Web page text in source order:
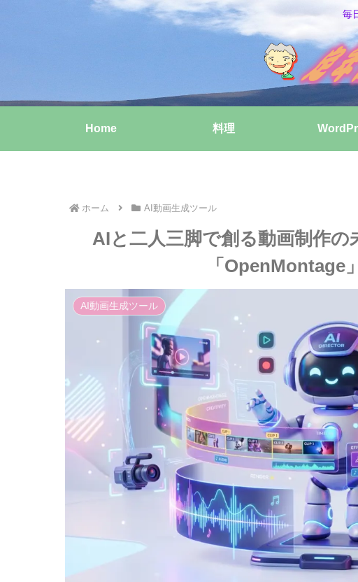
毎
Home 料理
ホーム AI動画生成ツール
AIと二人三脚で創る動画制作の
「OpenMontage
AI動画生成ツール